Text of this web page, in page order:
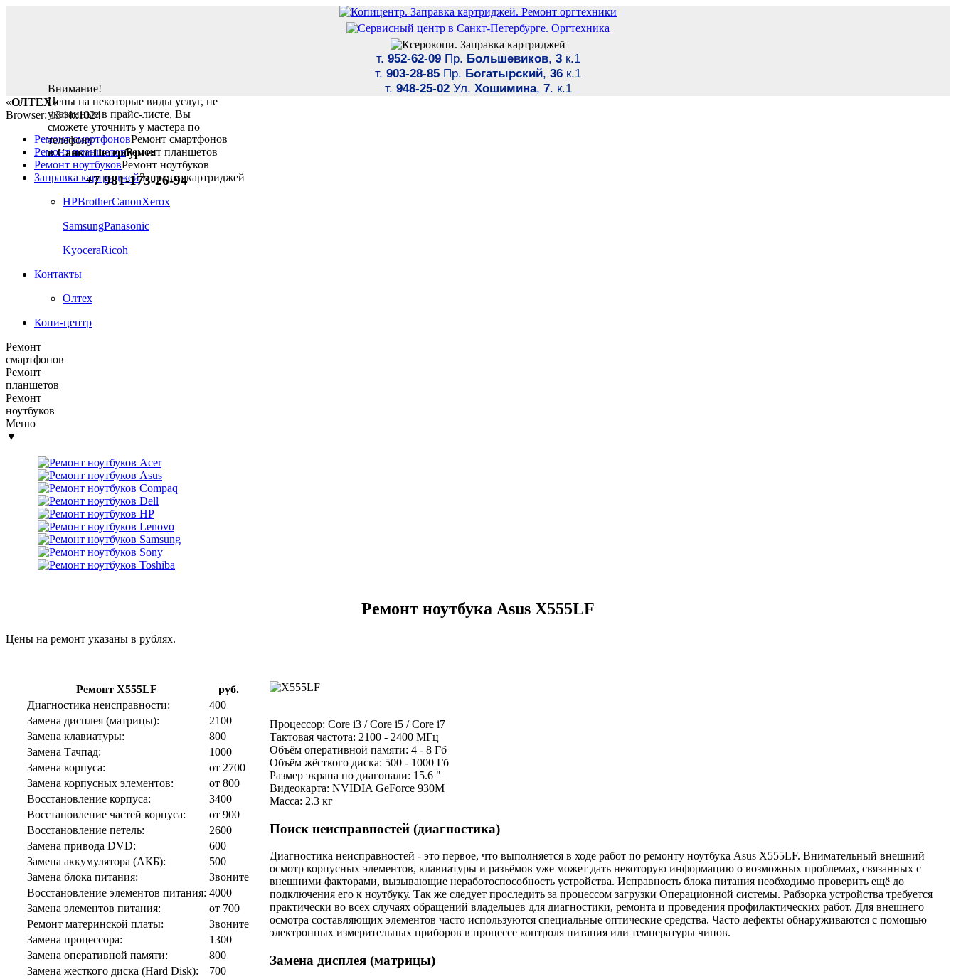
т. 952-62-09Пр. Большевиков, 3к.1
т. 903-28-85 Пр. Богатырский, 36 к.1
т. 948-25-02Ул. Хошимина, 7. к.1
«ОЛТЕХ»
Browser: 1344x1024
Ремонт смартфоновРемонт смартфонов
Ремонт планшетовРемонт планшетов
Ремонт ноутбуковРемонт ноутбуков
Заправка картриджейЗаправка картриджей
HPBrotherCanonXerox
SamsungPanasonic
KyoceraRicoh
Контакты
Олтех
Копи-центр
Ремонт
смартфонов
Ремонт
планшетов
Ремонт
ноутбуков
Меню
▼
Ремонт ноутбука Asus X555LF
Цены на ремонт указаны в рублях.
Ремонт X555LF
руб.
Диагностика неисправности:
400
Замена дисплея (матрицы):
2100
Замена клавиатуры:
800
Замена Тачпад:
1000
Замена корпуса:
от 2700
Замена корпусных элементов:
от 800
Восстановление корпуса:
3400
Восстановление частей корпуса:
от 900
Восстановление петель:
2600
Замена привода DVD:
600
Замена аккумулятора (АКБ):
500
Замена блока питания:
Звоните
Восстановление элементов питания: 4000
Замена элементов питания:
от 700
Ремонт материнской платы:
Звоните
Замена процессора:
1300
Замена оперативной памяти:
800
Замена жесткого диска (Hard Disk):
700
Процессор: Core i3 / Core i5 / Core i7
Тактовая частота: 2100 - 2400 МГц
Объём оперативной памяти: 4 - 8 Гб
Объём жёсткого диска: 500 - 1000 Гб
Размер экрана по диагонали: 15.6 "
Видеокарта: NVIDIA GeForce 930M
Масса: 2.3 кг
Поиск неисправностей (диагностика)
Диагностика неисправностей - это первое, что выполняется в ходе работ по ремонту ноутбука Asus X555LF. Внимательный внешний
осмотр корпусных элементов, клавиатуры и разъёмов уже может дать некоторую информацию о возможных проблемах, связанных с
внешними факторами, вызывающие неработоспособность устройства. Исправность блока питания необходимо проверить ещё до
подключения его к ноутбуку. Так же следует проследить за процессом загрузки Операционной системы. Рабзорка устройства требуется
практически во всех случаях обращений владельцев для диагностики, ремонта и проведения профилактических работ. Для внешнего
осмотра составляющих элементов часто используются специальные оптические средства. Часто дефекты обнаруживаются с помощью
электронных измерительных приборов в процессе контроля питания или температуры чипов.
Замена дисплея (матрицы)
Внимание!
Цены на некоторые виды услуг, не
указанные в прайс-листе, Вы
сможете уточнить у мастера по
телефону
в Санкт-Петербурге:
+7 981-173-26-94